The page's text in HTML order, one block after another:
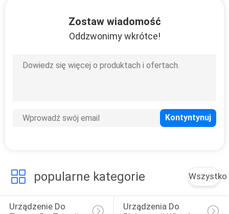
Odchudzanie
20
Zostaw wiadomość
Oddzwonimy wkrótce!
popularne kategorie Wszystko
Urządzenie Do
Urządzenia Do